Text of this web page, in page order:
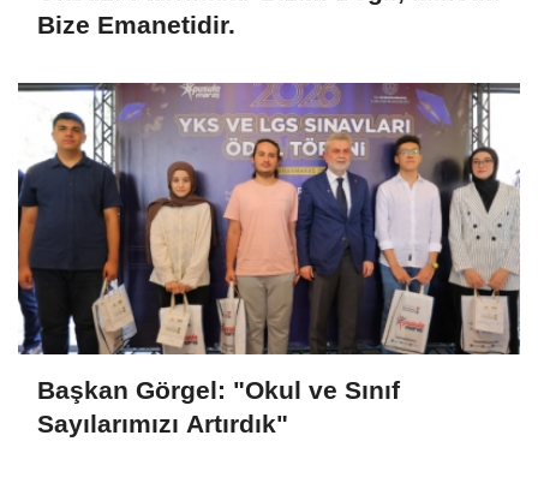
Bize Emanetidir.
Başkan Görgel: "Okul ve Sınıf
Sayılarımızı Artırdık"